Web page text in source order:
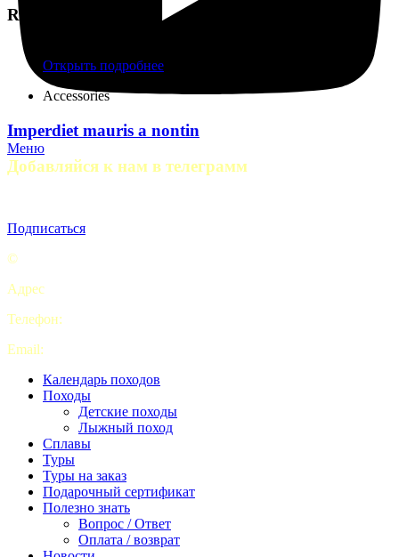
Меню
Related projects
Открыть подробнее
Accessories
Imperdiet mauris a nontin
Добавляйся к нам в телеграмм
Подписаться
©
Адрес
Телефон:
Email:
Календарь походов
Походы
Детские походы
Лыжный поход
Сплавы
Туры
Туры на заказ
Подарочный сертификат
Полезно знать
Вопрос / Ответ
Оплата / возврат